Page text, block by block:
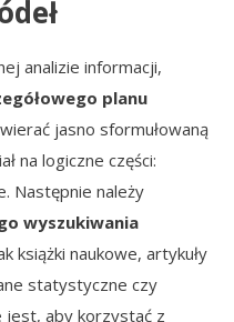
analizie informacji,
planu
jasno sformułowaną
na logiczne części:
Następnie należy
wyszukiwania
książki naukowe, artykuły
statystyczne czy
jest, aby korzystać z